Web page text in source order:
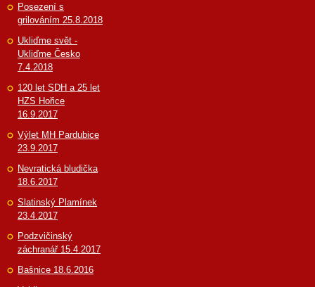
Posezení s
grilováním 25.8.2018
Ukliďme svět -
Ukliďme Česko
7.4.2018
120 let SDH a 25 let
HZS Hořice
16.9.2017
Výlet MH Pardubice
23.9.2017
Nevratická bludička
18.6.2017
Slatinský Plamínek
23.4.2017
Podzvičinský
záchranář 15.4.2017
Bašnice 18.6.2016